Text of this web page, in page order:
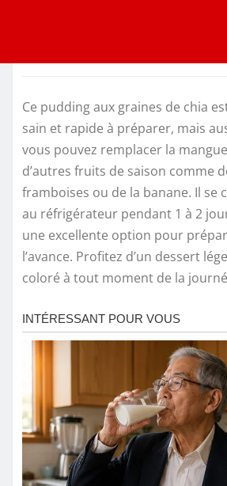
Ce pudding aux graines de chia
sain et rapide à préparer, mais
vous pouvez remplacer la
d’autres fruits de saison comme
framboises ou de la banane. Il se
au réfrigérateur pendant 1 à 2
une excellente option pour
l’avance. Profitez d’un dessert
coloré à tout moment de la